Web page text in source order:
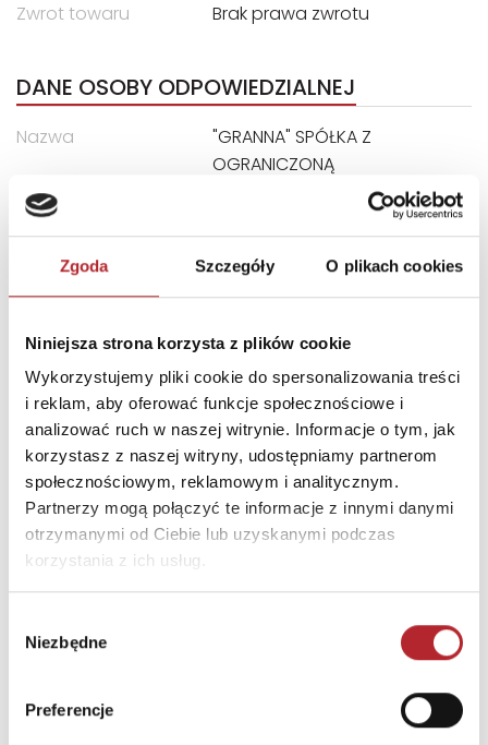
Zgoda Szczegóły O plikach cookies
Niniejsza strona korzysta z plików cookie
Wykorzystujemy pliki cookie do spersonalizowania treści
i reklam, aby oferować funkcje społecznościowe i
analizować ruch w naszej witrynie. Informacje o tym, jak
korzystasz z naszej witryny, udostępniamy partnerom
społecznościowym, reklamowym i analitycznym.
Partnerzy mogą połączyć te informacje z innymi danymi
otrzymanymi od Ciebie lub uzyskanymi podczas
korzystania z ich usług.
zgody
Niezbędne
Preferencje
Zwrot towaru
Brak prawa zwrotu
DANE OSOBY ODPOWIEDZIALNEJ
Nazwa
"GRANNA" SPÓŁKA Z
OGRANICZONĄ
ODPOWIEDZIALNOŚCIĄ
Ulica
ul. Edwarda Jelinka 48
Kod pocztowy
01-646
Miasto
Warszawa
E-mail
bok@granna.pl
INNI KLIENCI KUPOWALI